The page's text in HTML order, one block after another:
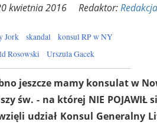
kwietnia 2016 Redaktor:Redakcja
Jork skandal
konsul RP w NY
Rosowski
Urszula Gacek
jeszcze mamy konsulat w
św. - na której NIE POJAWIŁ
udział Konsul Generalny